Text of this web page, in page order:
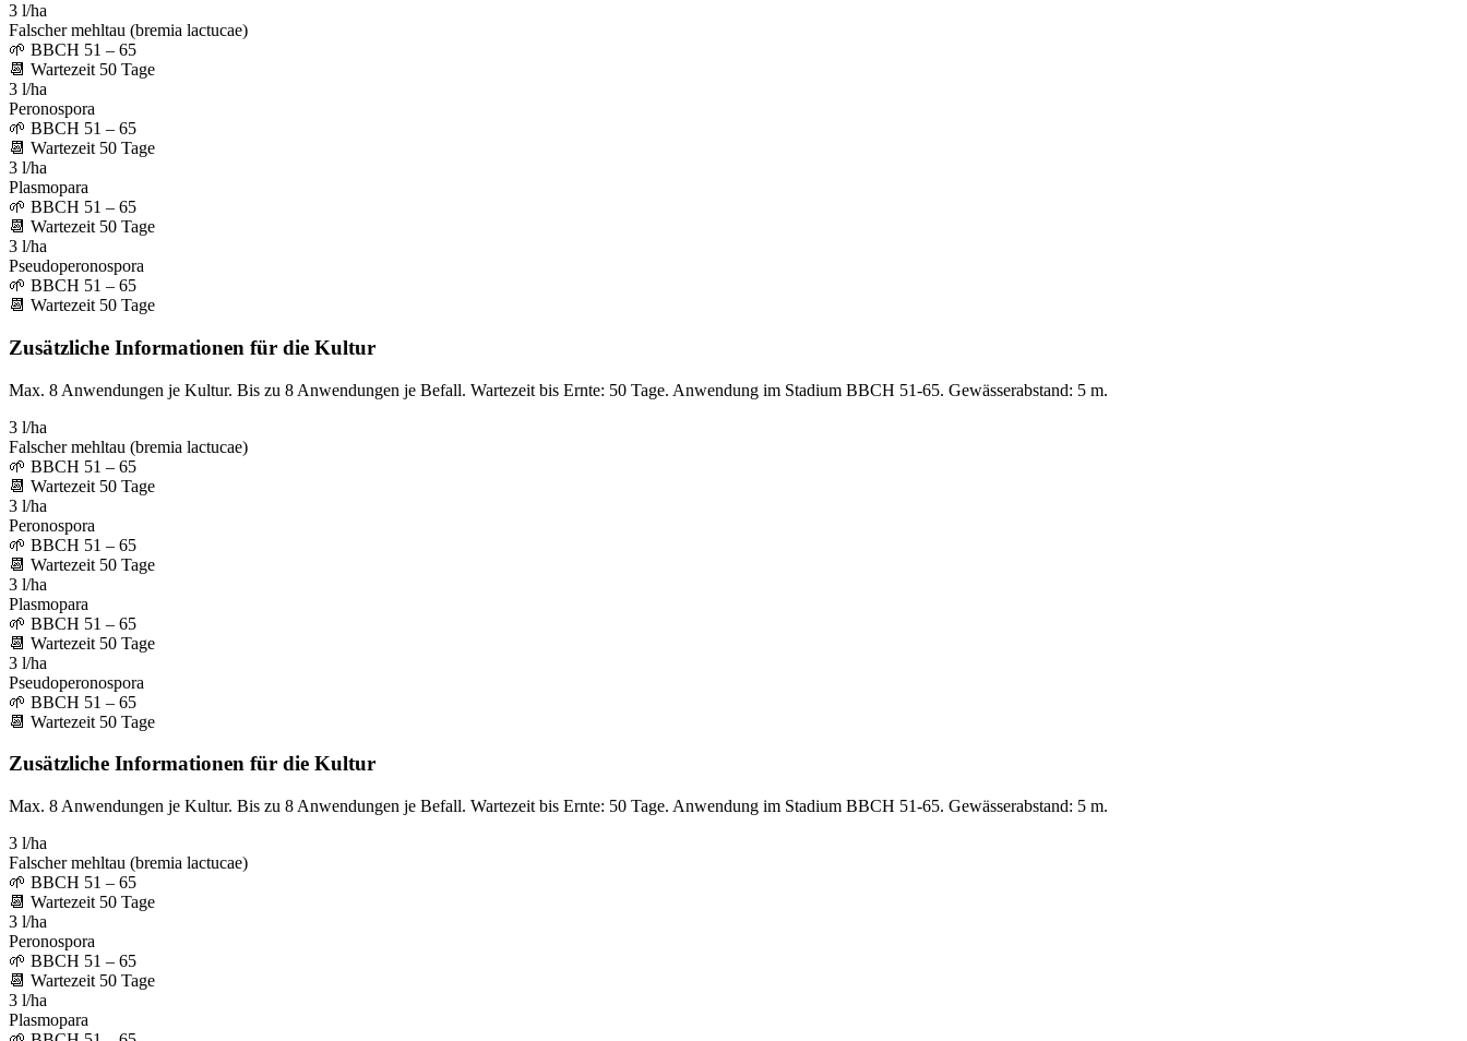
3 l/ha
Falscher mehltau (bremia lactucae)
🌱 BBCH 51 – 65
📆 Wartezeit 50 Tage
3 l/ha
Peronospora
🌱 BBCH 51 – 65
📆 Wartezeit 50 Tage
3 l/ha
Plasmopara
🌱 BBCH 51 – 65
📆 Wartezeit 50 Tage
3 l/ha
Pseudoperonospora
🌱 BBCH 51 – 65
📆 Wartezeit 50 Tage
Zusätzliche Informationen für die Kultur
Max. 8 Anwendungen je Kultur. Bis zu 8 Anwendungen je Befall. Wartezeit bis Ernte: 50 Tage. Anwendung im Stadium BBCH 51-65. Gewässerabstand: 5 m.
3 l/ha
Falscher mehltau (bremia lactucae)
🌱 BBCH 51 – 65
📆 Wartezeit 50 Tage
3 l/ha
Peronospora
🌱 BBCH 51 – 65
📆 Wartezeit 50 Tage
3 l/ha
Plasmopara
🌱 BBCH 51 – 65
📆 Wartezeit 50 Tage
3 l/ha
Pseudoperonospora
🌱 BBCH 51 – 65
📆 Wartezeit 50 Tage
Zusätzliche Informationen für die Kultur
Max. 8 Anwendungen je Kultur. Bis zu 8 Anwendungen je Befall. Wartezeit bis Ernte: 50 Tage. Anwendung im Stadium BBCH 51-65. Gewässerabstand: 5 m.
3 l/ha
Falscher mehltau (bremia lactucae)
🌱 BBCH 51 – 65
📆 Wartezeit 50 Tage
3 l/ha
Peronospora
🌱 BBCH 51 – 65
📆 Wartezeit 50 Tage
3 l/ha
Plasmopara